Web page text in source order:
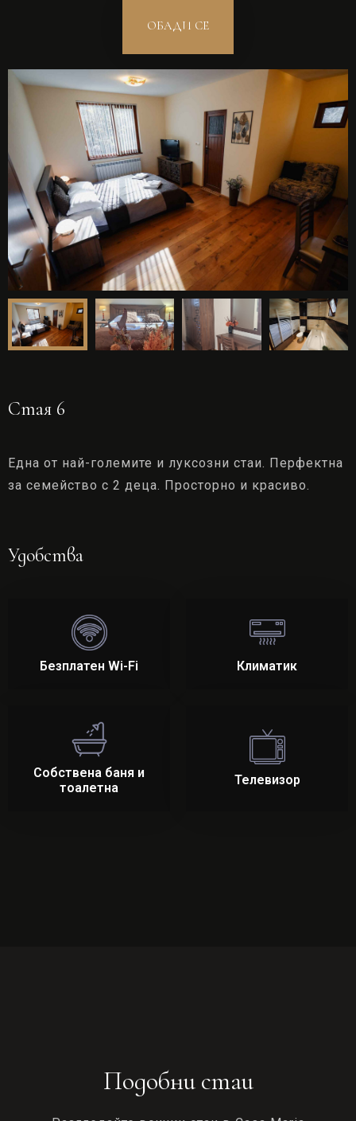
Стая 6
Една от най-големите и луксозни стаи. Перфектна
за семейство с 2 деца. Просторно и красиво.
Удобства
Безплатен Wi-Fi Климатик
Собствена баня и
тоалетна
Телевизор
ОБАДИ СЕ
Подобни стаи